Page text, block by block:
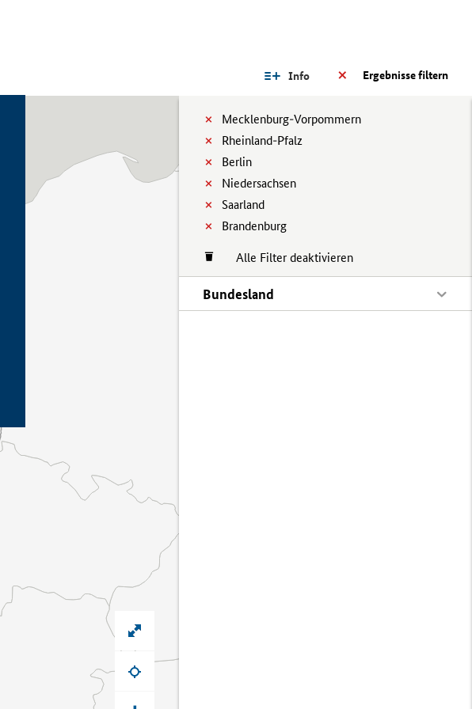
Ergebnisse filtern
Info
Mecklenburg-Vorpommern
Rheinland-Pfalz
Berlin
Niedersachsen
Saarland
Brandenburg
Alle Filter deaktivieren
Bundesland